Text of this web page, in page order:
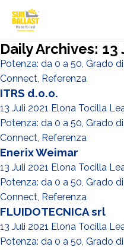
Daily Archives: 13
Potenza: da 0 a 50, Grado
Connect, Referenza
ITRS d.o.o.
13 Juli 2021 Elona Tocilla
Potenza: da 0 a 50, Grado
Connect, Referenza
Enerix Weimar
13 Juli 2021 Elona Tocilla
Potenza: da 0 a 50, Grado
Connect, Referenza
FLUIDOTECNICA srl
13 Juli 2021 Elona Tocilla
Potenza: da 0 a 50, Grado